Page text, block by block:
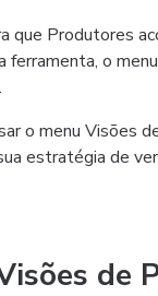
que Produtores
o menu
o menu Visões
estratégia de